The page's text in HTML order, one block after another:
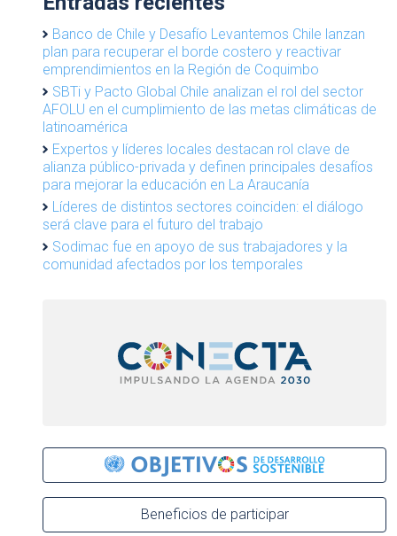
Banco de Chile y Desafío Levantemos Chile lanzan
plan para recuperar el borde costero y reactivar
emprendimientos en la Región de Coquimbo
SBTi y Pacto Global Chile analizan el rol del sector
AFOLU en el cumplimiento de las metas climáticas de
latinoamérica
Expertos y líderes locales destacan rol clave de
alianza público-privada y definen principales desafíos
para mejorar la educación en La Araucanía
Líderes de distintos sectores coinciden: el diálogo
será clave para el futuro del trabajo
Sodimac fue en apoyo de sus trabajadores y la
comunidad afectados por los temporales
Beneficios de participar